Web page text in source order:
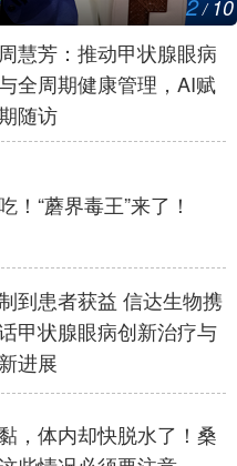
图片 政务
金融 汽车
信息化 数字经济
银龄 溯源中国
能源 会展
亚太网 上市公司
/ 10
慧芳：推动甲状腺眼病
全周期健康管理，AI赋
随访
！“蘑界毒王”来了！
到患者获益 信达生物携
甲状腺眼病创新治疗与
进展
，体内却快脱水了！桑